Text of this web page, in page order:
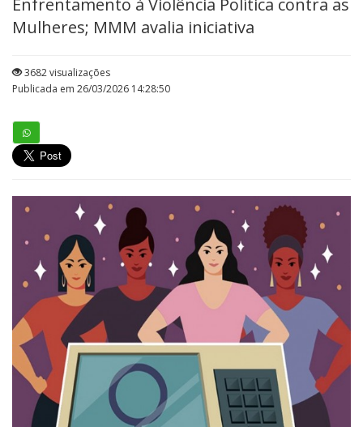
Enfrentamento à Violência Política contra as
Mulheres; MMM avalia iniciativa
3682 visualizações
Publicada em 26/03/2026 14:28:50